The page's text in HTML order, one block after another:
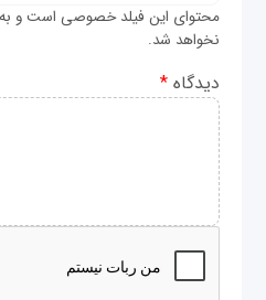
محتوای این فیلد خصوصی است و
نخواهد شد.
دیدگاه*